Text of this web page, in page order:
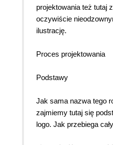
projektowania też tutaj
oczywiście
ilustrację.
Proces projektowania
Podstawy
Jak sama nazwa tego
zajmiemy tutaj się
logo. Jak przebiega